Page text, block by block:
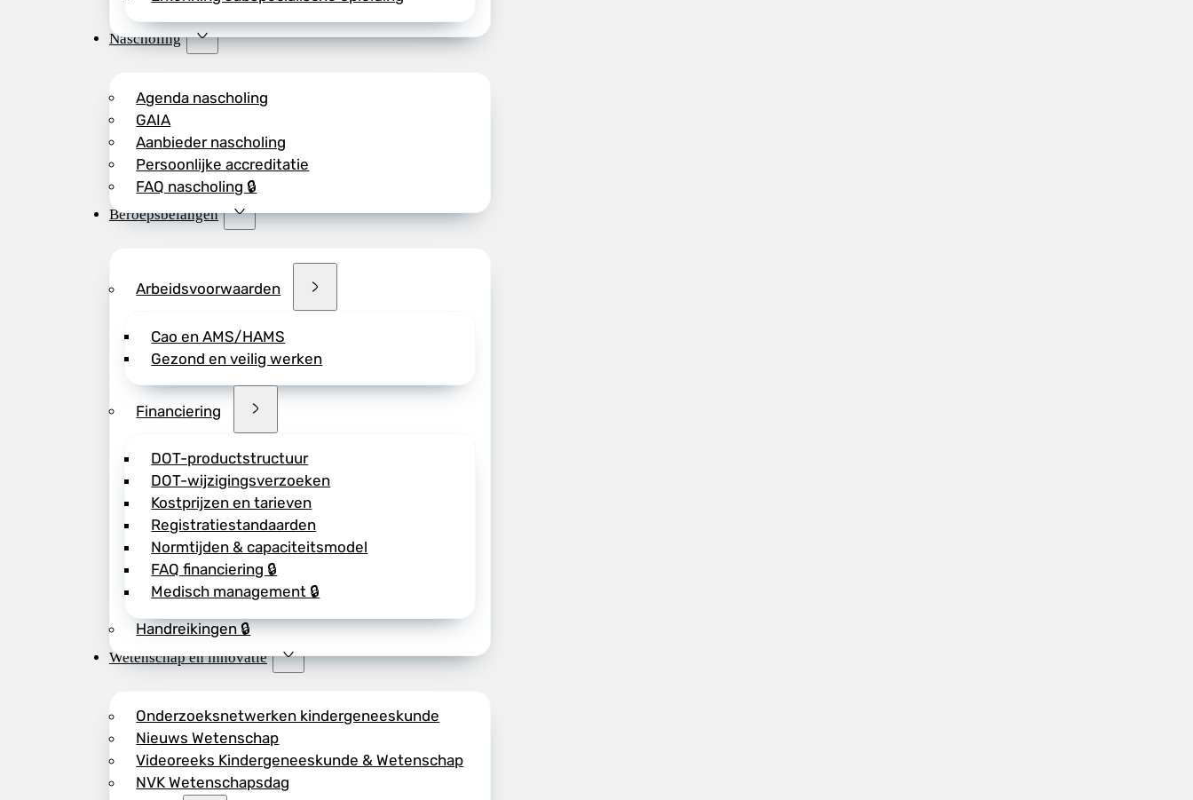
Nascholing
Agenda nascholing
GAIA
Aanbieder nascholing
Persoonlijke accreditatie
FAQ nascholing 🔒
Beroepsbelangen
Arbeidsvoorwaarden
Cao en AMS/HAMS
Gezond en veilig werken
Financiering
DOT-productstructuur
DOT-wijzigingsverzoeken
Kostprijzen en tarieven
Registratiestandaarden
Normtijden & capaciteitsmodel
FAQ financiering 🔒
Medisch management 🔒
Handreikingen 🔒
Wetenschap en innovatie
Onderzoeksnetwerken kindergeneeskunde
Nieuws Wetenschap
Videoreeks Kindergeneeskunde & Wetenschap
NVK Wetenschapsdag